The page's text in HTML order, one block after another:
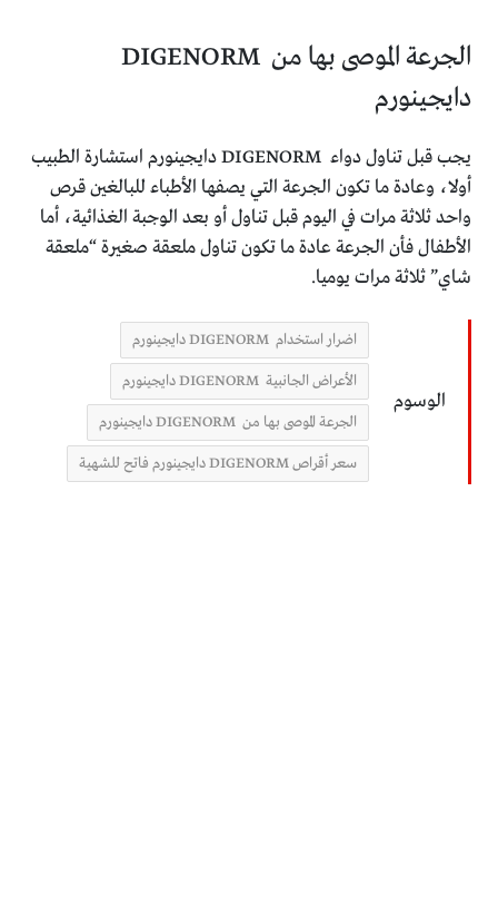
الجرعة الموصى بها من DIGENORM
دايجينورم
يجب قبل تناول دواء DIGENORM دايجينورم استشارة الطبيب
أولا، وعادة ما تكون الجرعة التي يصفها الأطباء للبالغين قرص
واحد ثلاثة مرات في اليوم قبل تناول أو بعد الوجبة الغذائية، أما
الأطفال فأن الجرعة عادة ما تكون تناول ملعقة صغيرة “ملعقة
شاي” ثلاثة مرات يوميا.
الوسوم
اضرار استخدام DIGENORM دايجينورم
الأعراض الجانبية DIGENORM دايجينورم
الجرعة الموصى بها من DIGENORM دايجينورم
سعر أقراص DIGENORM دايجينورم فاتح للشهية